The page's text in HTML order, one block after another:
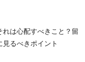
れは心配すべきこと？留
るべきポイント